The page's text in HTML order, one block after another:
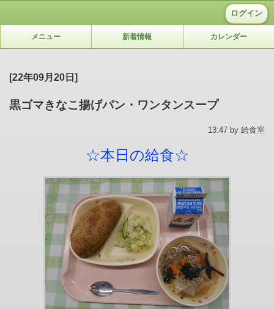
ログイン
メニュー 新着情報 カレンダー
[22年09月20日]
黒ゴマきなこ揚げパン・ワンタンスープ
13:47 by 給食室
☆本日の給食☆